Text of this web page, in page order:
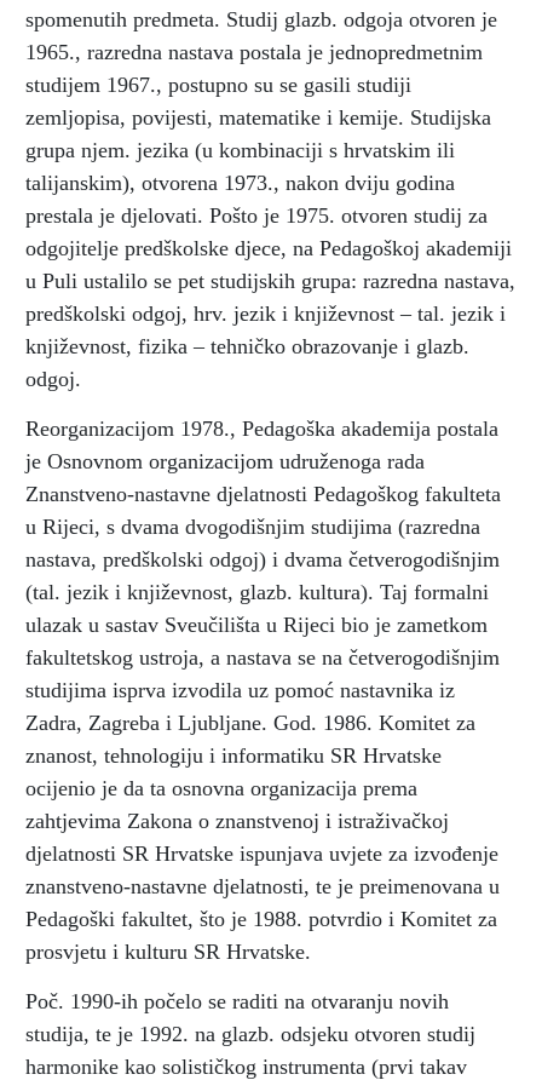
spomenutih predmeta. Studij glazb. odgoja otvoren je
1965., razredna nastava postala je jednopredmetnim
studijem 1967., postupno su se gasili studiji
zemljopisa, povijesti, matematike i kemije. Studijska
grupa njem. jezika (u kombinaciji s hrvatskim ili
talijanskim), otvorena 1973., nakon dviju godina
prestala je djelovati. Pošto je 1975. otvoren studij za
odgojitelje predškolske djece, na Pedagoškoj akademiji
u Puli ustalilo se pet studijskih grupa: razredna nastava,
predškolski odgoj, hrv. jezik i književnost – tal. jezik i
književnost, fizika – tehničko obrazovanje i glazb.
odgoj.
Reorganizacijom 1978., Pedagoška akademija postala
je Osnovnom organizacijom udruženoga rada
Znanstveno-nastavne djelatnosti Pedagoškog fakulteta
u Rijeci, s dvama dvogodišnjim studijima (razredna
nastava, predškolski odgoj) i dvama četverogodišnjim
(tal. jezik i književnost, glazb. kultura). Taj formalni
ulazak u sastav Sveučilišta u Rijeci bio je zametkom
fakultetskog ustroja, a nastava se na četverogodišnjim
studijima isprva izvodila uz pomoć nastavnika iz
Zadra, Zagreba i Ljubljane. God. 1986. Komitet za
znanost, tehnologiju i informatiku SR Hrvatske
ocijenio je da ta osnovna organizacija prema
zahtjevima Zakona o znanstvenoj i istraživačkoj
djelatnosti SR Hrvatske ispunjava uvjete za izvođenje
znanstveno-nastavne djelatnosti, te je preimenovana u
Pedagoški fakultet, što je 1988. potvrdio i Komitet za
prosvjetu i kulturu SR Hrvatske.
Poč. 1990-ih počelo se raditi na otvaranju novih
studija, te je 1992. na glazb. odsjeku otvoren studij
harmonike kao solističkog instrumenta (prvi takav